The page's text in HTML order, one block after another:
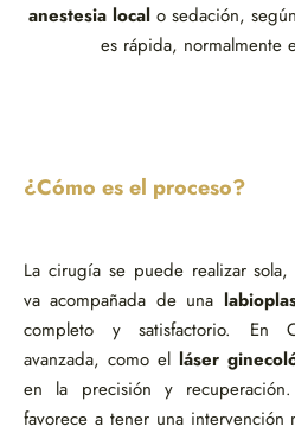
anestesia localo sedación,
es rápida, normalmente
¿Cómo es el proceso?
La cirugía se puede realizar
va acompañada de una
completo y satisfactorio. En
avanzada, como el láser
en la precisión y
favorece a tener una intervención